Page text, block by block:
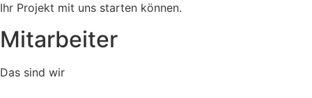
Ihr Projekt mit uns starten können.
Mitarbeiter
Das sind wir